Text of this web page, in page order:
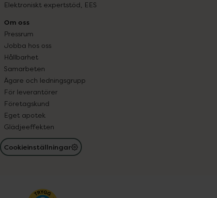
Elektroniskt expertstöd, EES
Om oss
Pressrum
Jobba hos oss
Hållbarhet
Samarbeten
Ägare och ledningsgrupp
För leverantörer
Företagskund
Eget apotek
Glädjeeffekten
Cookieinställningar